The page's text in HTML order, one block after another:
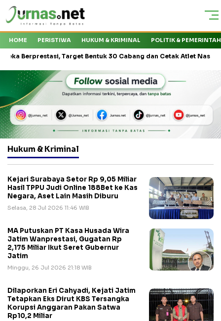
HOME PERISTIWA HUKUM & KRIMINAL POLITIK &
Target Bentuk 30 Cabang dan Cetak Atlet Nasional
Hukum & Kriminal
Kejari Surabaya Setor Rp 9,05 Miliar
Hasil TPPU Judi Online 188Bet ke Kas
Negara, Aset Lain Masih Diburu
Selasa, 28 Jul 2026 11:46 WIB
MA Putuskan PT Kasa Husada Wira
Jatim Wanprestasi, Gugatan Rp
2,175 Miliar Ikut Seret Gubernur
Jatim
Minggu, 26 Jul 2026 21:18 WIB
Dilaporkan Eri Cahyadi, Kejati Jatim
Tetapkan Eks Dirut KBS Tersangka
Korupsi Anggaran Pakan Satwa
Rp10,2 Miliar